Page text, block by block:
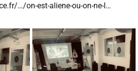
…/on-est-aliene-ou-on-ne-l…